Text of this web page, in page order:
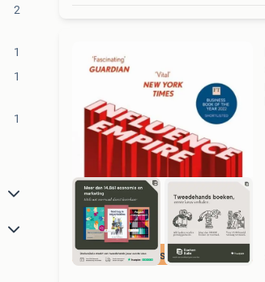
2
1
1
1
Scherpste prijs